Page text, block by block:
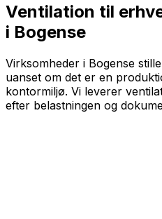
Ventilation til
i Bogense
Virksomheder i Bogense
uanset om det er en
kontormiljø. Vi leverer
efter belastningen og